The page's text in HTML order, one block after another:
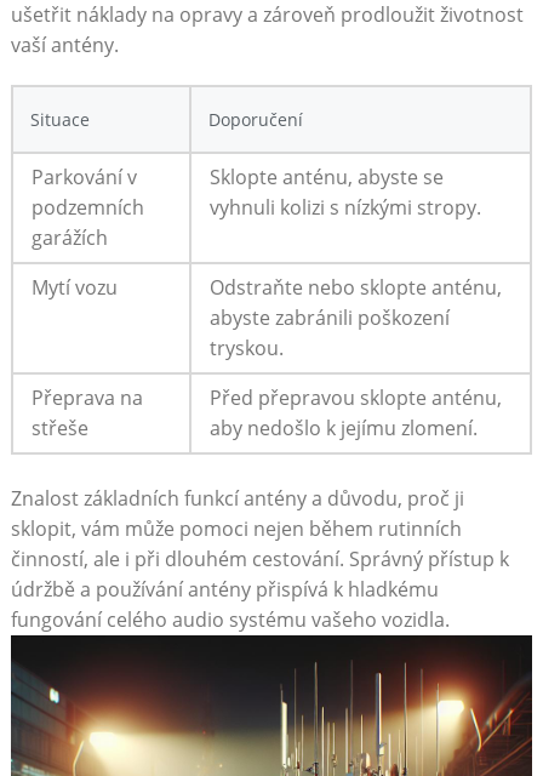
ušetřit​ náklady na opravy a zároveň prodloužit životnost
vaší antény.
Situace Doporučení
Parkování v
podzemních
garážích
Sklopte anténu, abyste se
vyhnuli kolizi s ⁤nízkými stropy.
Mytí vozu
Odstraňte nebo sklopte anténu,
⁢abyste zabránili poškození
⁢tryskou.
Přeprava na
střeše
Před přepravou sklopte anténu,
aby nedošlo k jejímu zlomení.
Znalost ⁤základních funkcí antény a ⁤důvodu, proč ji
sklopit, vám může pomoci nejen během rutinních⁤
činností, ale‍ i při dlouhém cestování. Správný přístup k
údržbě a používání antény přispívá k hladkému
fungování celého audio systému vašeho vozidla.